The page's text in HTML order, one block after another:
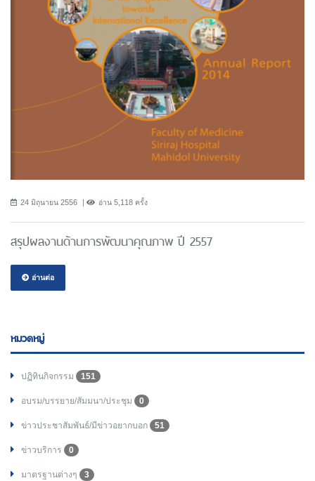
24 มิถุนายน 2556 อ่าน 5,118 ครั้ง
สรุปผลงานด้านการพัฒนาคุณภาพ ปี 2557
อ่านต่อ
หมวดหมู่
ปฏิทินกิจกรรม 151
อบรม/บรรยาย/สัมมนา/ประชุม 0
ข่าวประชาสัมพันธ์/มีข่าวอยากบอก 51
ข่าวบริการ 0
มาตรฐานต่างๆ 3